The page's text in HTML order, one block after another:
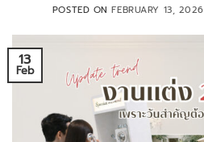
POSTED ONFEBRUARY 13, 2026
13
Feb